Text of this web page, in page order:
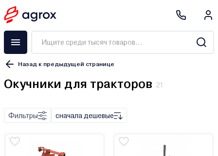
Назад к предыдущей странице
Окучники для тракторов 21
Bomet
Fermer
Фильтры сначала дешевые